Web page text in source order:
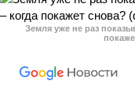
Земля уже не раз